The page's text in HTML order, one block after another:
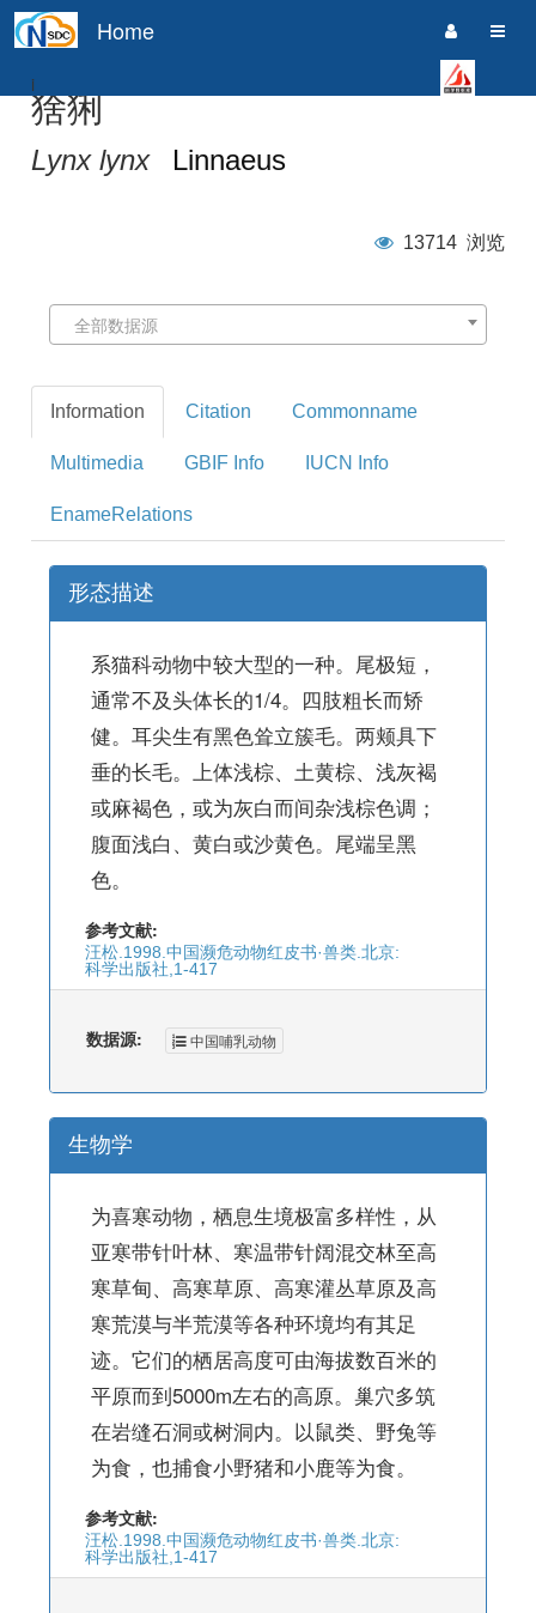
Home
i
猞猁
Lynx lynx Linnaeus
13714 浏览
全部数据源
Information Citation Commonname
Multimedia GBIF Info IUCN Info
EnameRelations
形态描述
系猫科动物中较大型的一种。尾极短，
通常不及头体长的1/4。四肢粗长而矫
健。耳尖生有黑色耸立簇毛。两颊具下
垂的长毛。上体浅棕、土黄棕、浅灰褐
或麻褐色，或为灰白而间杂浅棕色调；
腹面浅白、黄白或沙黄色。尾端呈黑
色。
参考文献:
汪松.1998.中国濒危动物红皮书·兽类.北京:
科学出版社,1-417
数据源: 中国哺乳动物
生物学
为喜寒动物，栖息生境极富多样性，从
亚寒带针叶林、寒温带针阔混交林至高
寒草甸、高寒草原、高寒灌丛草原及高
寒荒漠与半荒漠等各种环境均有其足
迹。它们的栖居高度可由海拔数百米的
平原而到5000m左右的高原。巢穴多筑
在岩缝石洞或树洞内。以鼠类、野兔等
为食，也捕食小野猪和小鹿等为食。
参考文献:
汪松.1998.中国濒危动物红皮书·兽类.北京:
科学出版社,1-417